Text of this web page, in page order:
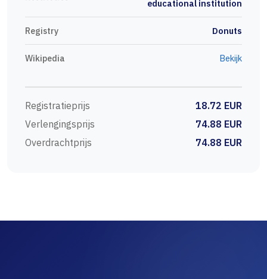
educational institution
Registry Donuts
Wikipedia Bekijk
Registratieprijs
18.72 EUR
Verlengingsprijs
74.88 EUR
Overdrachtprijs
74.88 EUR